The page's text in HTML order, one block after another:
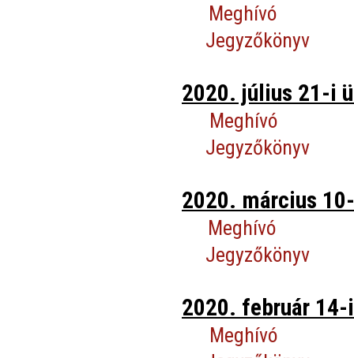
Meghívó
Jegyzőkönyv
2020. július 21-i
Meghívó
Jegyzőkönyv
2020. március
Meghívó
Jegyzőkönyv
2020. február
Meghívó